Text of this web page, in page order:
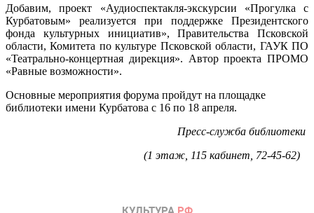
Добавим, проект «Аудиоспектакля-экскурсии «Прогулка с
Курбатовым» реализуется при поддержке Президентского
фонда культурных инициатив», Правительства Псковской
области, Комитета по культуре Псковской области, ГАУК ПО
«Театрально-концертная дирекция». Автор проекта ПРОМО
«Равные возможности».
Основные мероприятия форума пройдут на площадке
библиотеки имени Курбатова с 16 по 18 апреля.
Пресс-служба библиотеки
(1 этаж, 115 кабинет, 72-45-62)